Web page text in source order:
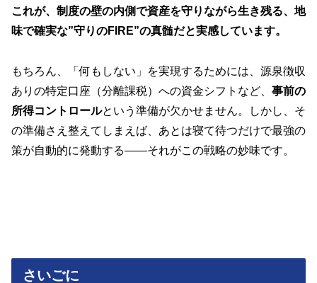
これが、制度の壁の内側で資産を守りながら生き残る、地
味で確実な”守りのFIRE”の真髄だと実感しています。
もちろん、「何もしない」を実現するためには、源泉徴収
ありの特定口座（分離課税）への資金シフトなど、 事前の
所得コントロールという準備が欠かせません。しかし、そ
の準備さえ整えてしまえば、あとは寝て待つだけで最強の
策が自動的に発動する——それがこの戦略の妙味です。
さいごに